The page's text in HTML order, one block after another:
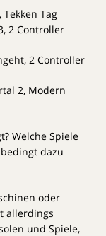
Tekken Tag
2 Controller
2 Controller
2, Modern
Welche Spiele
dazu
oder
allerdings
und Spiele,